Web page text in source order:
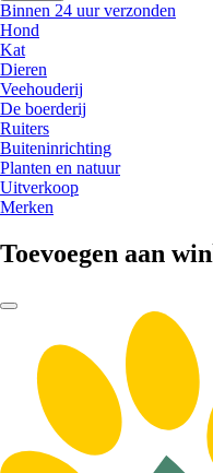
Binnen 24 uur verzonden
Hond
Kat
Dieren
Veehouderij
De boerderij
Ruiters
Buiteninrichting
Planten en natuur
Uitverkoop
Merken
Toevoegen aan